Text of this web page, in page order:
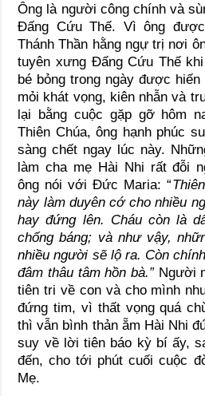
Ông là người công chính và
Đấng Cứu Thế. Vì ông
Thánh Thần hằng ngự trị nơi
tuyên xưng Đấng Cứu Thế
bé bỏng trong ngày được
mỏi khát vọng, kiên nhẫn và
lại bằng cuộc gặp gỡ hôm
Thiên Chúa, ông hạnh phúc
sàng chết ngay lúc này.
làm cha mẹ Hài Nhi rất đỗi
ông nói với Đức Maria: “
này làm duyên cớ cho nhiều
hay đứng lên. Cháu còn là
chống báng; và như vậy,
nhiều người sẽ lộ ra. Còn
đâm thâu tâm hồn bà.” Người
tiên tri về con và cho mình
đứng tim, vì thất vọng quá
thì vẫn bình thản ẵm Hài Nhi
suy về lời tiên báo kỳ bí ấy,
đến, cho tới phút cuối cuộc
Mẹ.